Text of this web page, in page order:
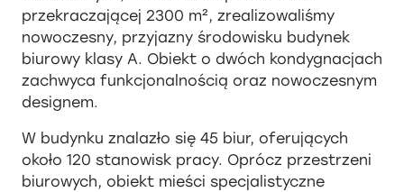
przekraczającej 2300 m², zrealizowaliśmy
nowoczesny, przyjazny środowisku budynek
biurowy klasy A. Obiekt o dwóch kondygnacjach
zachwyca funkcjonalnością oraz nowoczesnym
designem.
W budynku znalazło się 45 biur, oferujących
około 120 stanowisk pracy. Oprócz przestrzeni
biurowych, obiekt mieści specjalistyczne